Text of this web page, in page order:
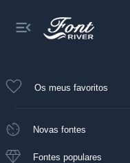
Os meus favoritos
Novas fontes
Fontes populares